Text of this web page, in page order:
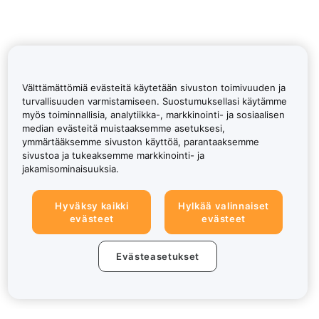
Välttämättömiä evästeitä käytetään sivuston toimivuuden ja
turvallisuuden varmistamiseen. Suostumuksellasi käytämme
myös toiminnallisia, analytiikka-, markkinointi- ja sosiaalisen
median evästeitä muistaaksemme asetuksesi,
ymmärtääksemme sivuston käyttöä, parantaaksemme
sivustoa ja tukeaksemme markkinointi- ja
jakamisominaisuuksia.
Hyväksy kaikki
evästeet
Hylkää valinnaiset
evästeet
Evästeasetukset